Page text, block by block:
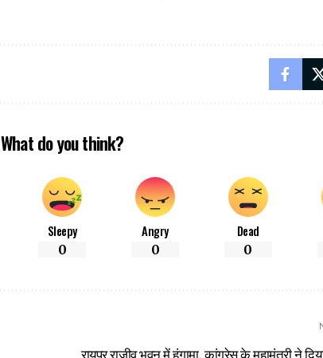
What do you think?
Sleepy
0
Angry
0
Dead
0
रायपुर राजीव भवन में हंगामा, कांग्रेस के महामंत्री ने